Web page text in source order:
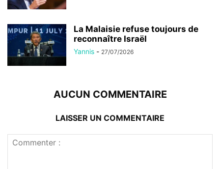
La Malaisie refuse toujours de
reconnaître Israël
Yannis - 27/07/2026
AUCUN COMMENTAIRE
LAISSER UN COMMENTAIRE